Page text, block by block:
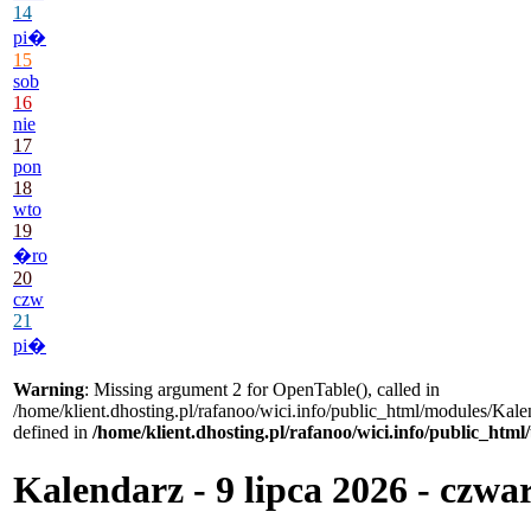
14
pi�
15
sob
16
nie
17
pon
18
wto
19
�ro
20
czw
21
pi�
Warning: Missing argument 2 for OpenTable(), called in
/home/klient.dhosting.pl/rafanoo/wici.info/public_html/modules/
defined in /home/klient.dhosting.pl/rafanoo/wici.info/
Kalendarz - 9 lipca 2026 -